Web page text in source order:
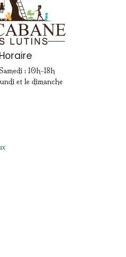
Horaire
: 10h-18h
et le dimanche